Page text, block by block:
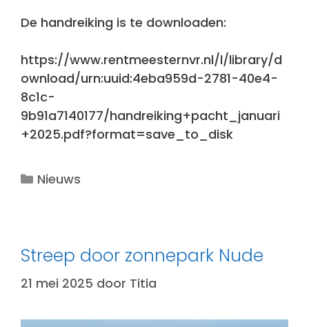
De handreiking is te downloaden:
https://www.rentmeesternvr.nl/l/library/d
ownload/urn:uuid:4eba959d-2781-40e4-
8c1c-
9b91a7140177/handreiking+pacht_januari
+2025.pdf?format=save_to_disk
Categorieën
Nieuws
Streep door zonnepark Nude
21 mei 2025 door Titia